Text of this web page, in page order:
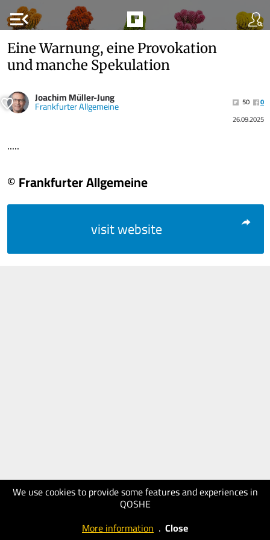
menu_open
We use cookies to provide some features and experiences in
QOSHE
More information . Close
Eine Warnung, eine Provokation
und manche Spekulation
Joachim Müller-Jung
Frankfurter Allgemeine 50
0
26.09.2025
.....
© Frankfurter Allgemeine
visit website